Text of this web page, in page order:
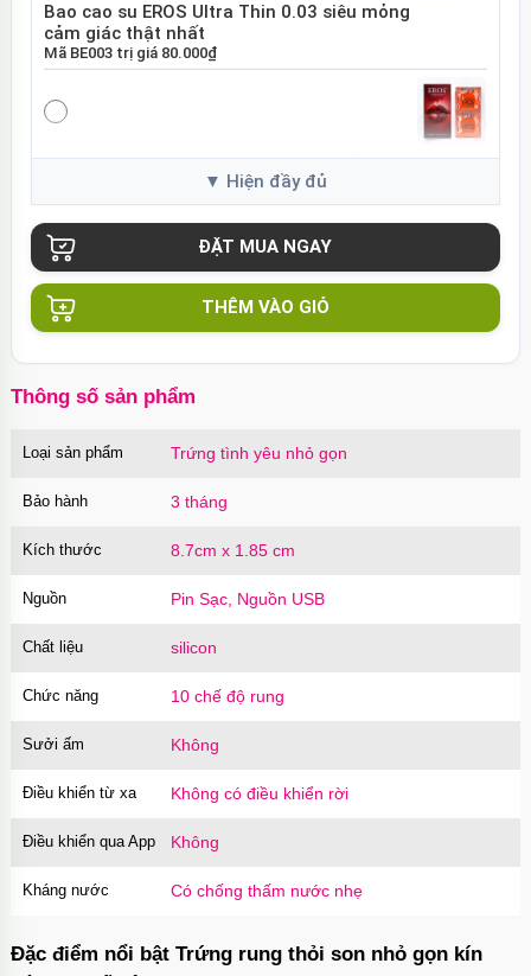
Bao cao su EROS Ultra Thin 0.03 siêu mỏng
cảm giác thật nhất
Mã BE003trị giá 80.000₫
Bao cao su EROS Super Dotted gai nổi tăng
MãBES01trị giá80.000₫
Bao cao su Sure DongKuk Ultra Thin siêu
mỏng chân thật Hàn Quốc
Bao cao su Sure Dongkuk Dotted 10 chiếc gai
MãBSD10 60.000₫
trong suốt
OPC16PR
Case trong suốt
suốt tối giản
MãOP16MXtrị giá 70.000₫
THÊM VÀO GIỎ
Thông số sản phẩm
Loại sản phẩm Trứng tình yêu nhỏ gọn
Bảo hành 3 tháng
Kích thước 8.7cm x 1.85 cm
Nguồn Pin Sạc, Nguồn USB
Chất liệu silicon
Chức năng 10 chế độ rung
Sưởi ấm Không
Điều khiển từ xa Không có điều khiển rời
Điều khiển qua App Không
Kháng nước Có chống thấm nước nhẹ
Đặc điểm nổi bật Trứng rung thỏi son nhỏ gọn kín